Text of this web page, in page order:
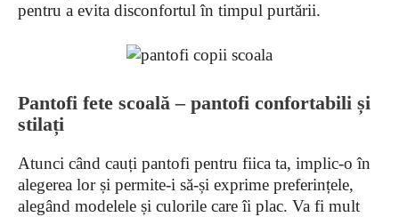
pentru a evita disconfortul în timpul purtării.
Pantofi fete scoală – pantofi confortabili și
stilați
Atunci când cauți pantofi pentru fiica ta, implic-o în
alegerea lor și permite-i să-și exprime preferințele,
alegând modelele și culorile care îi plac. Va fi mult